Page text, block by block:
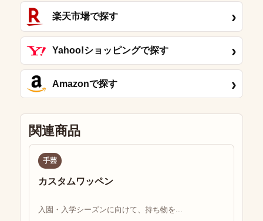
楽天市場で探す ›
Yahoo!ショッピングで探す ›
Amazonで探す ›
関連商品
手芸
カスタムワッペン
入園・入学シーズンに向けて、持ち物を...